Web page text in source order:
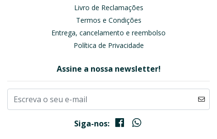
Livro de Reclamações
Termos e Condições
Entrega, cancelamento e reembolso
Política de Privacidade
Assine a nossa newsletter!
Siga-nos: